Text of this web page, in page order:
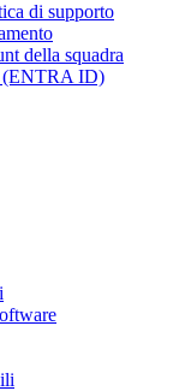
di supporto
della squadra
(ENTRA ID)